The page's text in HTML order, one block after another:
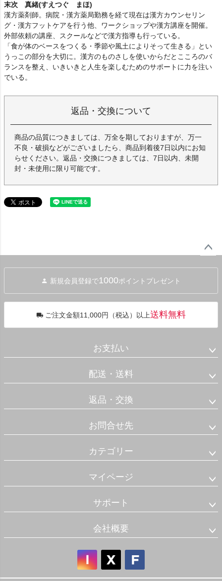
末次 真緒(すえつぐ まほ)
漢方薬剤師。病院・漢方薬局勤務を経て現在は漢方カウンセリン
グ・漢方フットケアを行う他、ワークショップや漢方講座を開催。
外部依頼の講座、スクールなどで漢方指導も行っている。
「食が体のベースをつくる・季節や風土によりそって生きる」とい
うっこの部分を大切に。漢方のものさしを使いからだとこころのバ
ランスを整え、いきいきと人生を楽しむためのサポートに力を注い
でいる。
返品・交換について
商品の品質につきましては、万全を期しておりますが、万一
不良・破損などがございましたら、商品到着後7日以内にお知
らせください。返品・交換につきましては、7日以内、未開
封・未使用に限り可能です。
へ
新規会員登録で1000ポイントプレゼント
ご注文金額11,000円（税込）以上送料無料
お支払い
配送・送料
返品・交換
お問合せ先
カテゴリー
マイページ
サポート
会社概要